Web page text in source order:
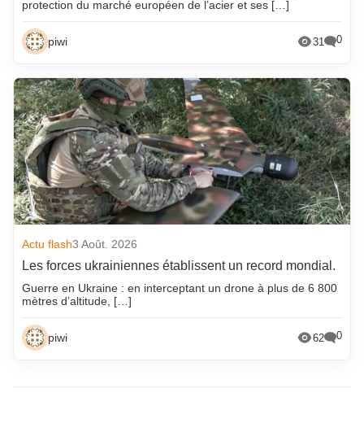
protection du marché européen de l’acier et ses […]
piwi 31 0
Actu flash3 Août. 2026
Les forces ukrainiennes établissent un record mondial.
Guerre en Ukraine : en interceptant un drone à plus de 6 800
mètres d’altitude, […]
piwi 62 0